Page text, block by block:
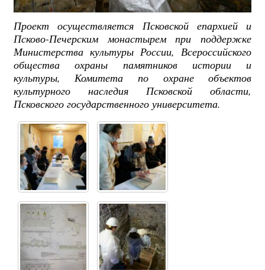
Проект осуществляется Псковской епархией и
Псково-Печерским монастырем при поддержке
Министерства культуры России, Всероссийского
общества охраны памятников истории и
культуры, Комитета по охране объектов
культурного наследия Псковской области,
Псковского государственного университета.